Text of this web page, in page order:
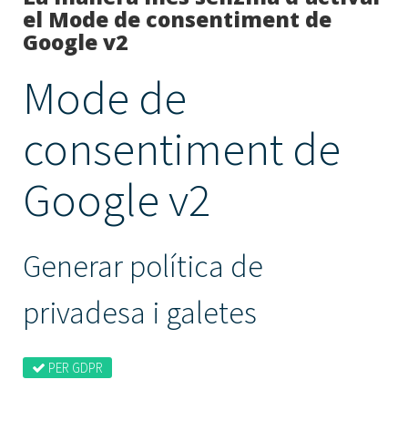
el Mode de consentiment de
Google v2
Mode de
consentiment de
Google v2
Generar política de
privadesa i galetes
PER GDPR